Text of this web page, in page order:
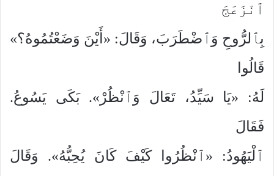
ٱنْزَعَجَ
بِٱلرُّوحِ وَٱضْطَرَبَ، وَقَالَ: «أَيْنَ وَضَعْتُمُوهُ؟»
قَالُوا
لَهُ: «يَا سَيِّدُ، تَعَالَ وَٱنْظُرْ». بَكَى يَسُوعُ.
فَقَالَ
ٱلْيَهُودُ: «ٱنْظُرُوا كَيْفَ كَانَ يُحِبُّهُ». وَقَالَ